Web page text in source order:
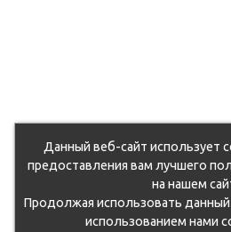
Данный веб-сайт использует
предоставления вам лучшего
на нашем
Продолжая использовать данный
использованием нами